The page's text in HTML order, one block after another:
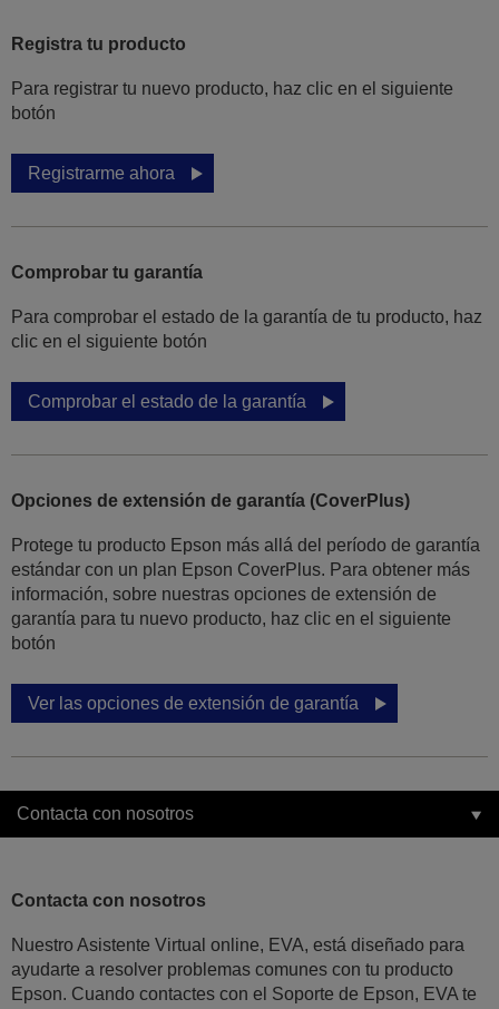
Registra tu producto
Para registrar tu nuevo producto, haz clic en el siguiente
botón
Registrarme ahora
Comprobar tu garantía
Para comprobar el estado de la garantía de tu producto, haz
clic en el siguiente botón
Comprobar el estado de la garantía
Opciones de extensión de garantía (CoverPlus)
Protege tu producto Epson más allá del período de garantía
estándar con un plan Epson CoverPlus. Para obtener más
información, sobre nuestras opciones de extensión de
garantía para tu nuevo producto, haz clic en el siguiente
botón
Ver las opciones de extensión de garantía
Contacta con nosotros
Contacta con nosotros
Nuestro Asistente Virtual online, EVA, está diseñado para
ayudarte a resolver problemas comunes con tu producto
Epson. Cuando contactes con el Soporte de Epson, EVA te